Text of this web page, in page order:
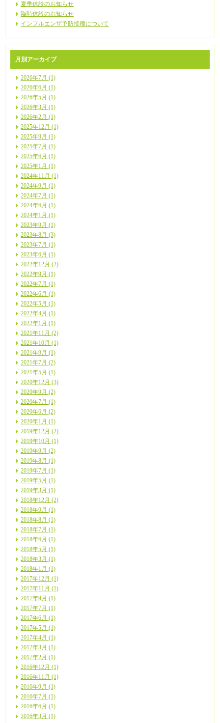
夏季休診のお知らせ
臨時休診のお知らせ
インフルエンザ予防接種について
月別アーカイブ
2026年7月 (1)
2026年6月 (1)
2026年5月 (1)
2026年3月 (1)
2026年2月 (1)
2025年12月 (1)
2025年9月 (1)
2025年7月 (1)
2025年6月 (1)
2025年1月 (1)
2024年11月 (1)
2024年9月 (1)
2024年7月 (1)
2024年6月 (1)
2024年1月 (1)
2023年9月 (1)
2023年8月 (3)
2023年7月 (1)
2023年6月 (1)
2022年12月 (2)
2022年9月 (1)
2022年7月 (1)
2022年6月 (1)
2022年5月 (1)
2022年4月 (1)
2022年1月 (1)
2021年11月 (2)
2021年10月 (1)
2021年9月 (1)
2021年7月 (2)
2021年5月 (1)
2020年12月 (3)
2020年9月 (2)
2020年7月 (1)
2020年6月 (2)
2020年1月 (1)
2019年12月 (2)
2019年10月 (1)
2019年9月 (2)
2019年8月 (1)
2019年7月 (1)
2019年5月 (1)
2019年3月 (1)
2018年12月 (2)
2018年9月 (1)
2018年8月 (1)
2018年7月 (1)
2018年6月 (1)
2018年5月 (1)
2018年3月 (1)
2018年1月 (1)
2017年12月 (1)
2017年11月 (1)
2017年9月 (1)
2017年7月 (1)
2017年6月 (1)
2017年5月 (1)
2017年4月 (1)
2017年3月 (1)
2017年2月 (1)
2016年12月 (1)
2016年11月 (1)
2016年9月 (1)
2016年7月 (1)
2016年6月 (1)
2016年3月 (1)